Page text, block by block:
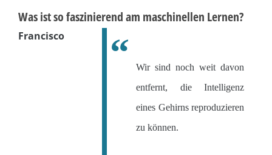
Was ist so faszinierend am maschinellen Lernen?
Wir sind noch weit davon
entfernt, die Intelligenz
eines Gehirns reproduzieren
zu können.
Francisco